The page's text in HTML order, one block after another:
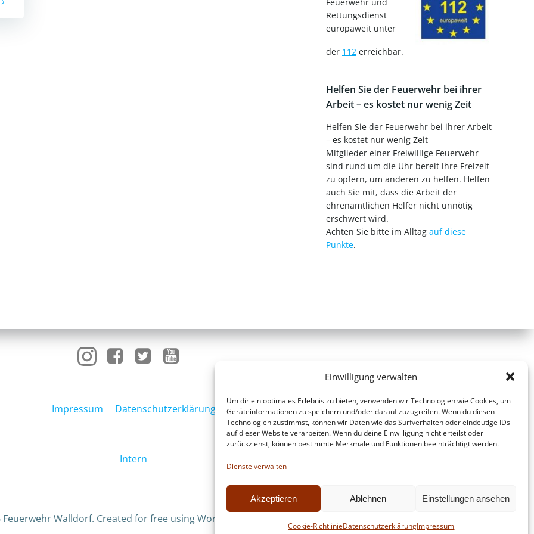
Einwilligung verwalten
Um dir ein optimales Erlebnis zu bieten, verwenden wir Technologien wie Cookies, um
Geräteinformationen zu speichern und/oder darauf zuzugreifen. Wenn du diesen
Technologien zustimmst, können wir Daten wie das Surfverhalten oder eindeutige IDs
auf dieser Website verarbeiten. Wenn du deine Einwilligung nicht erteilst oder
zurückziehst, können bestimmte Merkmale und Funktionen beeinträchtigt werden.
Dienste verwalten
Akzeptieren Ablehnen Einstellungen ansehen
Cookie-RichtlinieDatenschutzerklärungImpressum
Rettungsdienst
europaweit unter
der 112 erreichbar.
Helfen Sie der Feuerwehr bei ihrer
Arbeit – es kostet nur wenig Zeit
Helfen Sie der Feuerwehr bei ihrer Arbeit
– es kostet nur wenig Zeit
Mitglieder einer Freiwillige Feuerwehr
sind rund um die Uhr bereit ihre Freizeit
zu opfern, um anderen zu helfen. Helfen
auch Sie mit, dass die Arbeit der
ehrenamtlichen Helfer nicht unnötig
erschwert wird.
Achten Sie bitte im Alltag auf diese
Punkte.
Impressum Datenschutzerklärung
Intern
Walldorf. Created for free using WordPress and